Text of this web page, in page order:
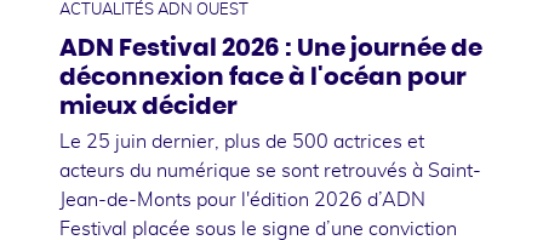
ACTUALITÉS ADN OUEST
ADN Festival 2026 : Une journée de
déconnexion face à l'océan pour
mieux décider
Le 25 juin dernier, plus de 500 actrices et
acteurs du numérique se sont retrouvés à Saint-
Jean-de-Monts pour l'édition 2026 d’ADN
Festival placée sous le signe d’une conviction